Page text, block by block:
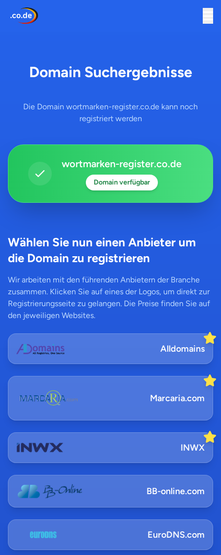
Domain Suchergebnisse
Die Domain wortmarken-register.co.de kann noch
registriert werden
wortmarken-register.co.de
Domain verfügbar
Wählen Sie nun einen Anbieter um
die Domain zu registrieren
Wir arbeiten mit den führenden Anbietern der Branche
zusammen. Klicken Sie auf eines der Logos, um direkt zur
Registrierungsseite zu gelangen. Die Preise finden Sie auf
den jeweiligen Websites.
Alldomains
Marcaria.com
INWX
BB-online.com
EuroDNS.com